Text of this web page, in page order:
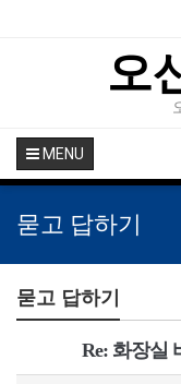
오
MENU
묻고 답하기
묻고 답하기
Re: 화장실